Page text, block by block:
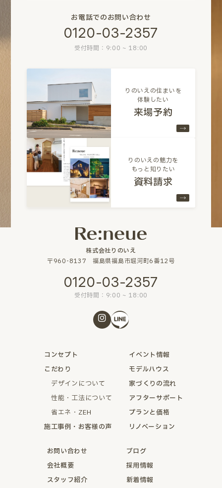
お電話でのお問い合わせ
0120-03-2357
受付時間：9:00 ~ 18:00
りのいえの住まいを
体験したい
来場予約
りのいえの魅力を
もっと知りたい
資料請求
株式会社りのいえ
〒960-8137 福島県福島市堀河町6番12号
0120-03-2357
受付時間：9:00 ~ 18:00
コンセプト
こだわり
デザインについて
性能・工法について
省エネ・ZEH
施工事例・お客様の声
イベント情報
モデルハウス
家づくりの流れ
アフターサポート
プランと価格
リノベーション
お問い合わせ
会社概要
スタッフ紹介
ブログ
採用情報
新着情報